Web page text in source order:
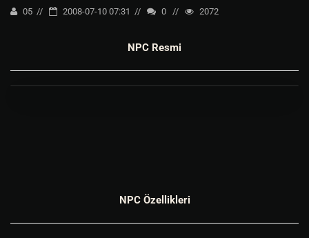
05 2008-07-10 07:31 0 2072
NPC Resmi
NPC Özellikleri